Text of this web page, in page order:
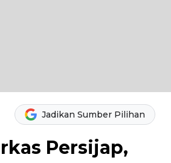
Jadikan Sumber Pilihan
Persijap,